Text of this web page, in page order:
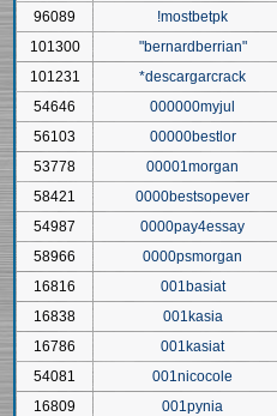
96089
!mostbetpk
101300
"bernardberrian"
101231
*descargarcrack
54646
000000myjul
56103
00000bestlor
53778
00001morgan
58421
0000bestsopever
54987
0000pay4essay
58966
0000psmorgan
16816
001basiat
16838
001kasia
16786
001kasiat
54081
001nicocole
16809
001pynia